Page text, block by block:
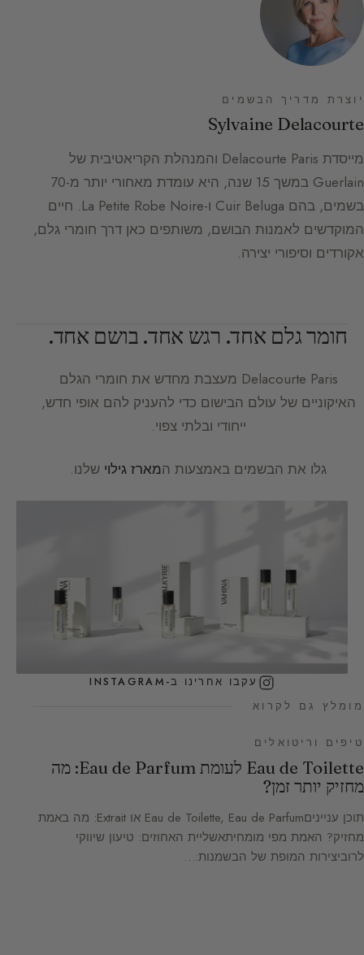
יוצרת מדריך הבשמים
Sylvaine Delacourte
מייסדת Delacourte Paris והמנהלת הקריאטיבית של
Guerlain במשך 15 שנה, היא עומדת מאחורי יותר מ-70
בשמים, בהם Cuir Beluga ו-La Petite Robe Noire. חיים
המוקדשים לאמנות הבושם, משותפים כאן דרך חומרי גלם,
אקורדים וסיפורי יצירה.
חומר גלם אחד. רגש אחד. בושם אחד.
Delacourte Paris מעצבת מחדש את חומרי הגלם
האיקוניים של עולם הבישום כדי להעניק להם אופי חדש,
ייחודי ובלתי צפוי.
גלו את הבשמים באמצעות המארז גילוי שלנו.
עקבו אחרינו ב-INSTAGRAM
מומלץ גם לקרוא
טיפים וריטואלים
Eau de Toilette לעומת Eau de Parfum: מה
מחזיק יותר זמן?
תוכן ענייניםEau de Toilette, Eau de Parfum או Extrait: מה באמת
מחזיק? האמת מפי מומחיתאשליית האחוזים: טיעון שיווקי
לרוביצירות המופת של הבשמנות:…